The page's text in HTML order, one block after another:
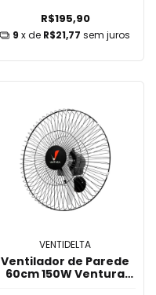
R$195,90
9 x de R$21,77 sem juros
VENTIDELTA
Ventilador de Parede
60cm 150W Ventura